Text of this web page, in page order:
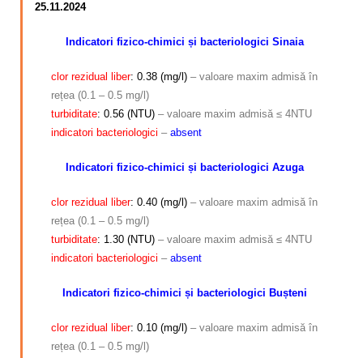
25.11.2024
Indicatori fizico-chimici și bacteriologici Sinaia
clor rezidual liber: 0.38 (mg/l) – valoare maxim admisă în
rețea (0.1 – 0.5 mg/l)
turbiditate: 0.56 (NTU) – valoare maxim admisă ≤ 4NTU
indicatori bacteriologici – absent
Indicatori fizico-chimici și bacteriologici Azuga
clor rezidual liber: 0.40 (mg/l) – valoare maxim admisă în
rețea (0.1 – 0.5 mg/l)
turbiditate: 1.30 (NTU) – valoare maxim admisă ≤ 4NTU
indicatori bacteriologici – absent
Indicatori fizico-chimici și bacteriologici Bușteni
clor rezidual liber: 0.10 (mg/l) – valoare maxim admisă în
rețea (0.1 – 0.5 mg/l)